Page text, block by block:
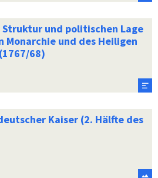
Struktur und politischen Lage
Monarchie und des Heiligen
68)
Kaiser (2. Hälfte des